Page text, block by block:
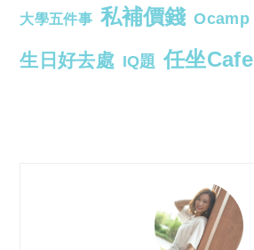
大學五件事 私補價錢 Ocamp
生日好去處 IQ題 任坐Cafe